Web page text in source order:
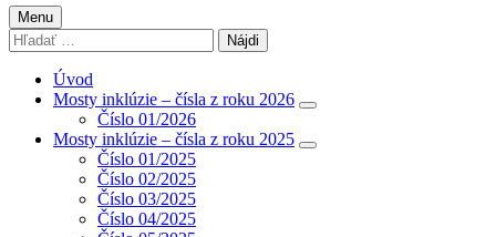
Menu
Hľadať:
Úvod
Mosty inklúzie – čísla z roku 2026
Číslo 01/2026
Mosty inklúzie – čísla z roku 2025
Číslo 01/2025
Číslo 02/2025
Číslo 03/2025
Číslo 04/2025